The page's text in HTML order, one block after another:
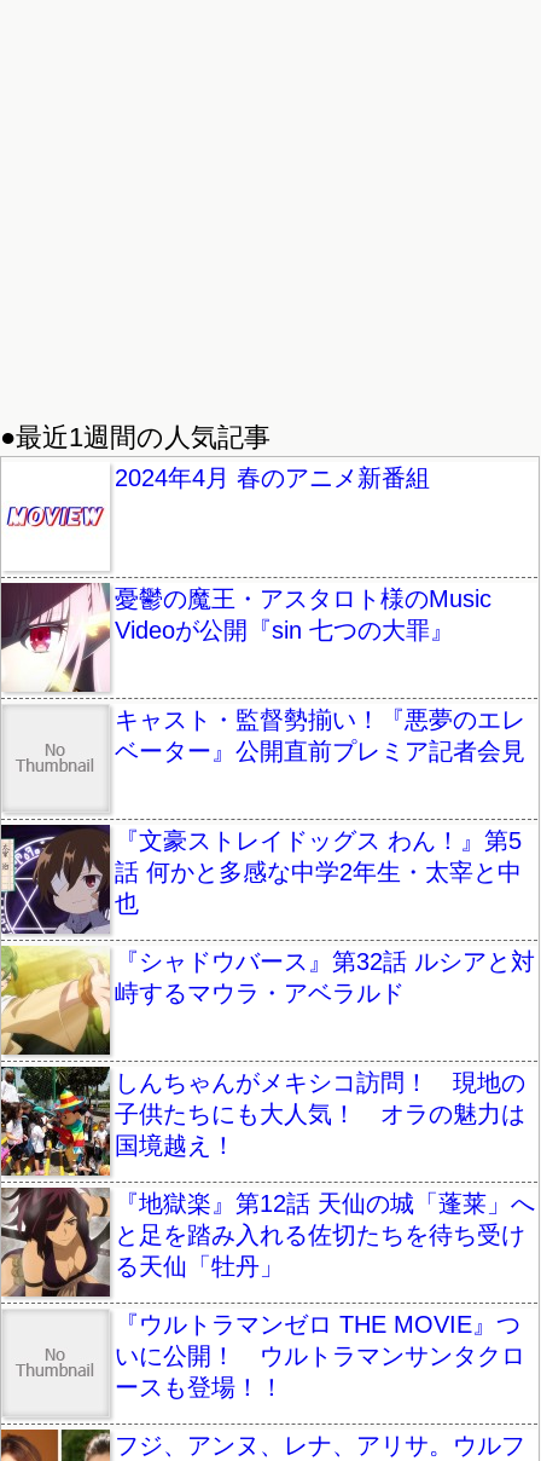
●最近1週間の人気記事
2024年4月 春のアニメ新番組
憂鬱の魔王・アスタロト様のMusic
Videoが公開『sin 七つの大罪』
キャスト・監督勢揃い！『悪夢のエレ
ベーター』公開直前プレミア記者会見
『文豪ストレイドッグス わん！』第5
話 何かと多感な中学2年生・太宰と中
也
『シャドウバース』第32話 ルシアと対
峙するマウラ・アベラルド
しんちゃんがメキシコ訪問！ 現地の
子供たちにも大人気！ オラの魅力は
国境越え！
『地獄楽』第12話 天仙の城「蓬莱」へ
と足を踏み入れる佐切たちを待ち受け
る天仙「牡丹」
『ウルトラマンゼロ THE MOVIE』つ
いに公開！ ウルトラマンサンタクロ
ースも登場！！
フジ、アンヌ、レナ、アリサ。ウルフ